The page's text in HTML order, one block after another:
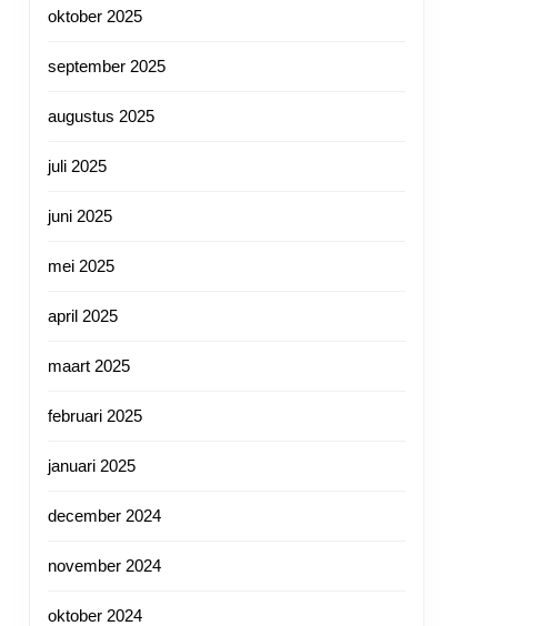
oktober 2025
september 2025
augustus 2025
juli 2025
juni 2025
mei 2025
april 2025
maart 2025
februari 2025
januari 2025
december 2024
november 2024
oktober 2024